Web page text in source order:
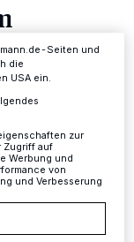
dass die Stadt
„Gute
einmal zur
Im
in vollem
Veronika
Weitere
Seiten und
die
USA ein.
zur
Zugriff auf
Werbung und
von
und Verbesserung